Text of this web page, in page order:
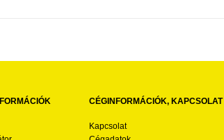
CÉGINFORMÁCIÓK, KAPCSOLAT
Kapcsolat